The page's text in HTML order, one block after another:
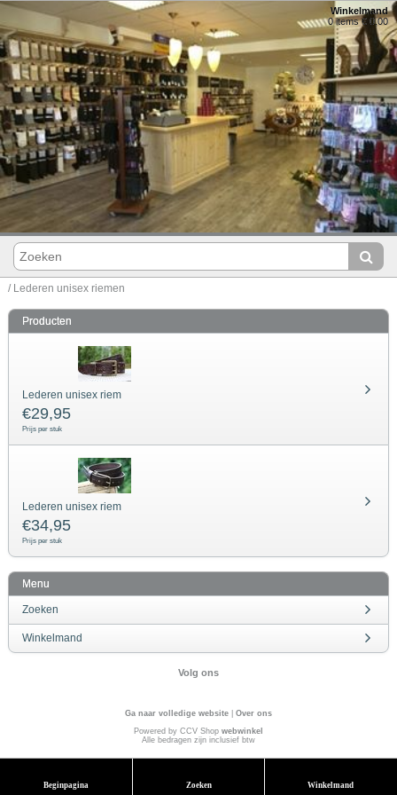
Winkelmand
0 items € 0,00
/ Lederen unisex riemen
Producten
Lederen unisex riem
€29,95
Prijs per stuk
Lederen unisex riem
€34,95
Prijs per stuk
Menu
Zoeken
Winkelmand
Volg ons
Ga naar volledige website
Over ons
Powered by CCV Shop webwinkel
Alle bedragen zijn inclusief btw
Beginpagina Zoeken Winkelmand